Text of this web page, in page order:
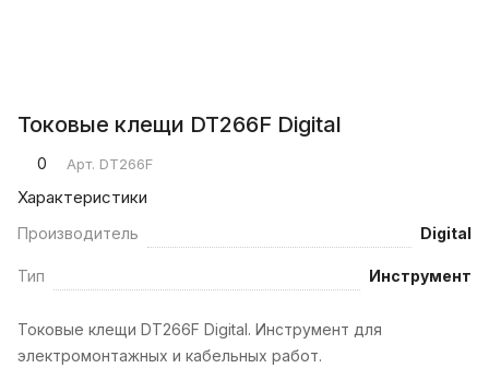
Токовые клещи DT266F Digital
0 Арт. DT266F
Характеристики
Производитель Digital
Тип Инструмент
Токовые клещи DT266F Digital. Инструмент для
электромонтажных и кабельных работ.